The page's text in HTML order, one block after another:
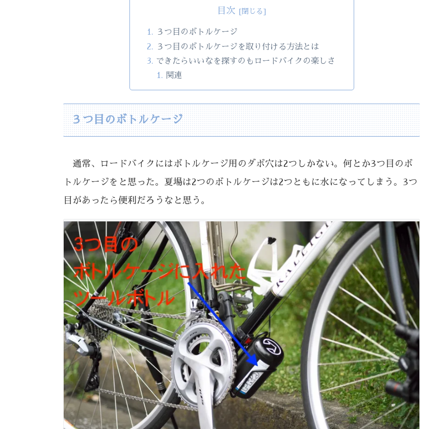
目次
３つ目のボトルケージ
３つ目のボトルケージを取り付ける方法とは
できたらいいなを探すのもロードバイクの楽しさ
関連
３つ目のボトルケージ
通常、ロードバイクにはボトルケージ用のダボ穴は2つしかない。何とか3つ目のボ
トルケージをと思った。夏場は2つのボトルケージは2つともに水になってしまう。3つ
目があったら便利だろうなと思う。